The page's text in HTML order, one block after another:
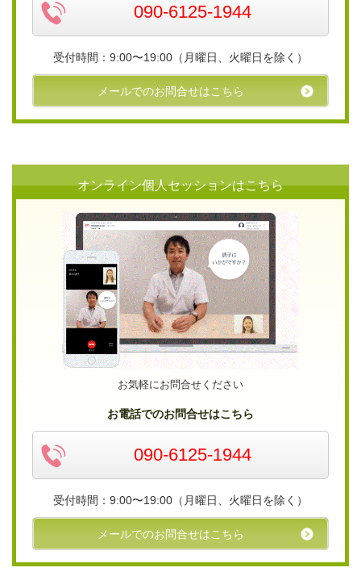
090-6125-1944
受付時間：9:00〜19:00（月曜日、火曜日を除く）
メールでのお問合せはこちら
オンライン個人セッションはこちら
お気軽にお問合せください
お電話でのお問合せはこちら
090-6125-1944
受付時間：9:00〜19:00（月曜日、火曜日を除く）
メールでのお問合せはこちら